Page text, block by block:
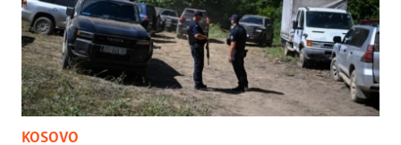
KOSOVO